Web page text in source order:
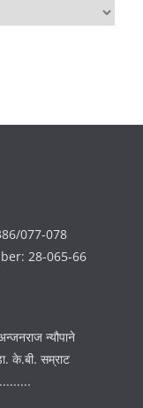
077-078
28-065-66
न्यौपाने
के.बी. सम्राट